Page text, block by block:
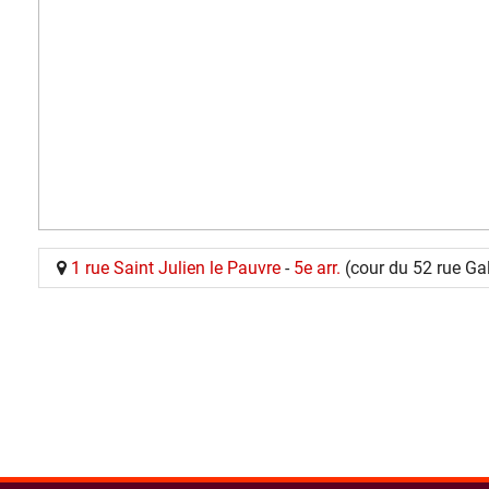
1 rue Saint Julien le Pauvre - 5e arr. (cour du 52 rue